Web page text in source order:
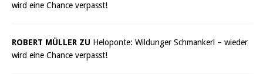
wird eine Chance verpasst!
ROBERT MÜLLER ZU Heloponte: Wildunger Schmankerl – wieder
wird eine Chance verpasst!